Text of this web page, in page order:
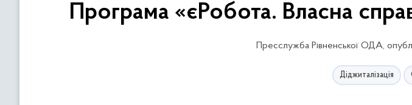
Програма «єРобота. Власна
Пресслужба Рівненської ОДА,
Діджиталізація